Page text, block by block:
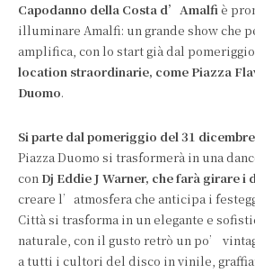
Capodanno della Costa d’Amalfiè
illuminare Amalfi: un grande show che
amplifica, con lo start già dal
location straordinarie, come Piazza
Duomo.
Si parte dal pomeriggio del 31
Piazza Duomo si trasformerà in una
con Dj Eddie J Warner, che farà girare i
creare l’atmosfera che anticipa i
Città si trasforma in un elegante e
naturale, con il gusto retrò un po’
a tutti i cultori del disco in vinile,